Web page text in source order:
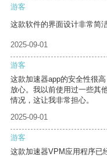
游客
这款软件的界面设计非常简
2025-09-01
游客
这款加速器app的安全性很
放心。我以前使用过一些其
情况，这让我非常担心。
2025-09-01
游客
这款加速器VPM应用程序已